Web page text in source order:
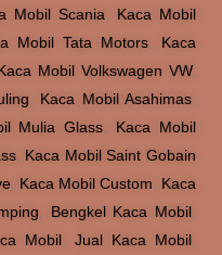
Mobil Scania
Kaca Mobil
Mobil Tata Motors, Kaca
Mobil Volkswagen VW,
Kaca Mobil Asahimas
Mulia Glass
Kaca Mobil
, Kaca Mobil Saint Gobain
Kaca Mobil Custom
Kaca
Bengkel Kaca Mobil
Mobil, Jual Kaca Mobil